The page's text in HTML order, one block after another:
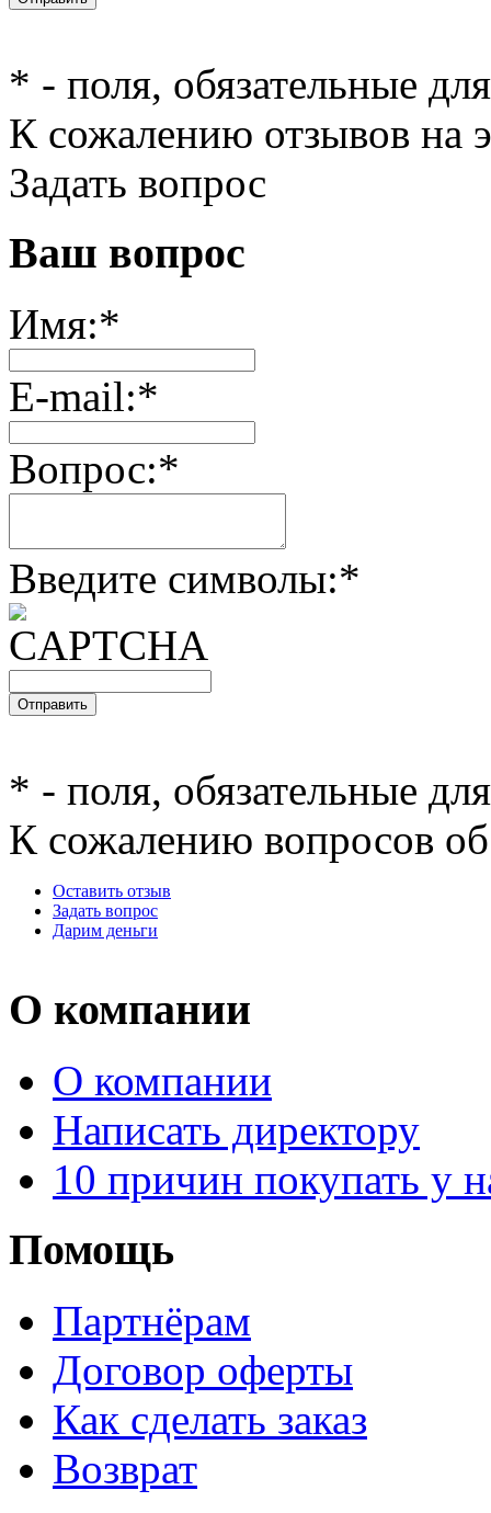
* - поля, обязательные
К сожалению отзывов на
Задать вопрос
Ваш вопрос
Имя:*
E-mail:*
Вопрос:*
Введите символы:*
* - поля, обязательные
К сожалению вопросов об
Оставить отзыв
Задать вопрос
Дарим деньги
О компании
О компании
Написать директору
10 причин покупать у
Помощь
Партнёрам
Договор оферты
Как сделать заказ
Возврат